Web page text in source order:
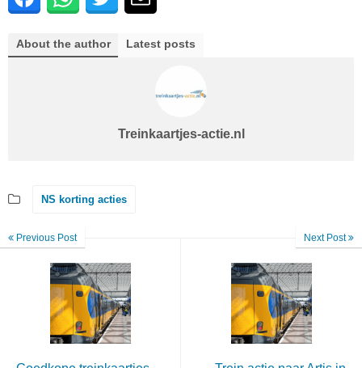
About the author Latest posts
Treinkaartjes-actie.nl
NS korting acties
Previous Post Next Post